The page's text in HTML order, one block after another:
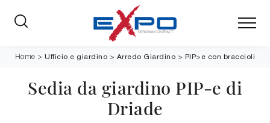
Home >Ufficio e giardino > Arredo Giardino > PIP>e con braccioli
Sedia da giardino PIP-e di
Driade